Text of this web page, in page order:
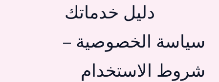
دليل خدماتك
سياسة الخصوصية –
شروط الاستخدام